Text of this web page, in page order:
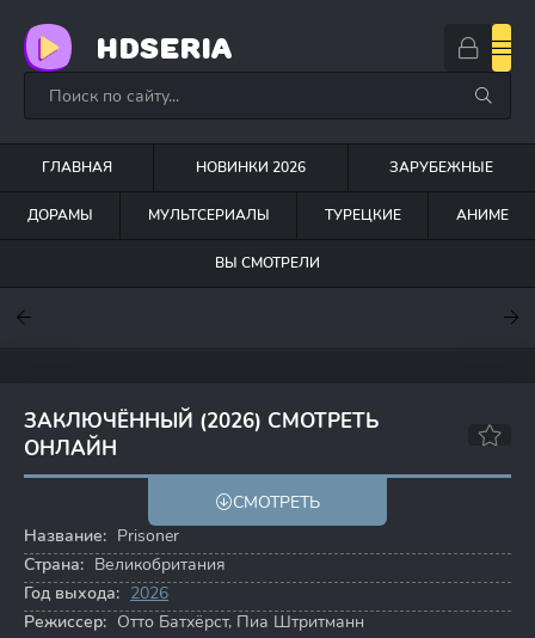
HDSERIA
ГЛАВНАЯ НОВИНКИ 2026 ЗАРУБЕЖНЫЕ
ДОРАМЫ МУЛЬТСЕРИАЛЫ ТУРЕЦКИЕ АНИМЕ
ВЫ СМОТРЕЛИ
ЗАКЛЮЧЁННЫЙ (2026) СМОТРЕТЬ
ОНЛАЙН
СМОТРЕТЬ
Название: Prisoner
Страна: Великобритания
Год выхода: 2026
Режиссер: Отто Батхёрст, Пиа Штритманн